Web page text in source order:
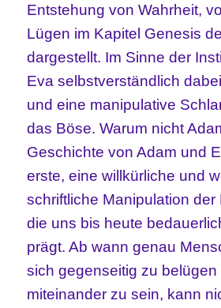
Entstehung von Wahrheit,
Lügen im Kapitel Genesis
dargestellt. Im Sinne der
Eva selbstverständlich
und eine manipulative
das Böse. Warum nicht
Geschichte von Adam und
erste, eine willkürliche und
schriftliche Manipulation der
die uns bis heute
prägt. Ab wann genau
sich gegenseitig zu belügen
miteinander zu sein, kann